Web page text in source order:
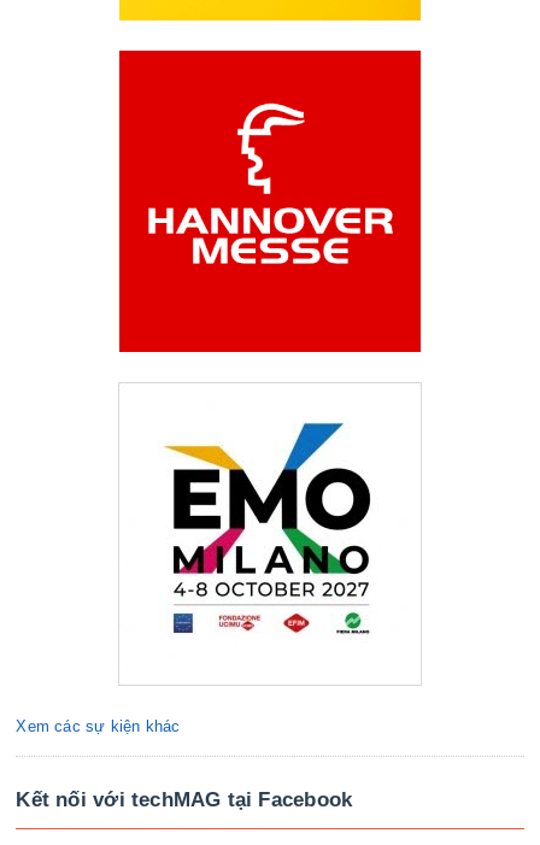
Xem các sự kiện khác
Kết nối với techMAG tại Facebook